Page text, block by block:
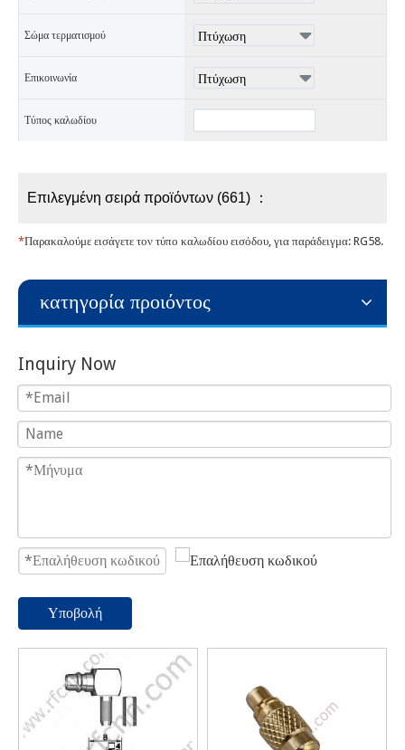
Σώμα τερματισμού
Επικοινωνία
Τύπος καλωδίου
Επιλεγμένη σειρά προϊόντων (661) ：
*Παρακαλούμε εισάγετε τον τύπο καλωδίου εισόδου, για παράδειγμα: RG58.
κατηγορία προιόντος
Inquiry Now
Υποβολή